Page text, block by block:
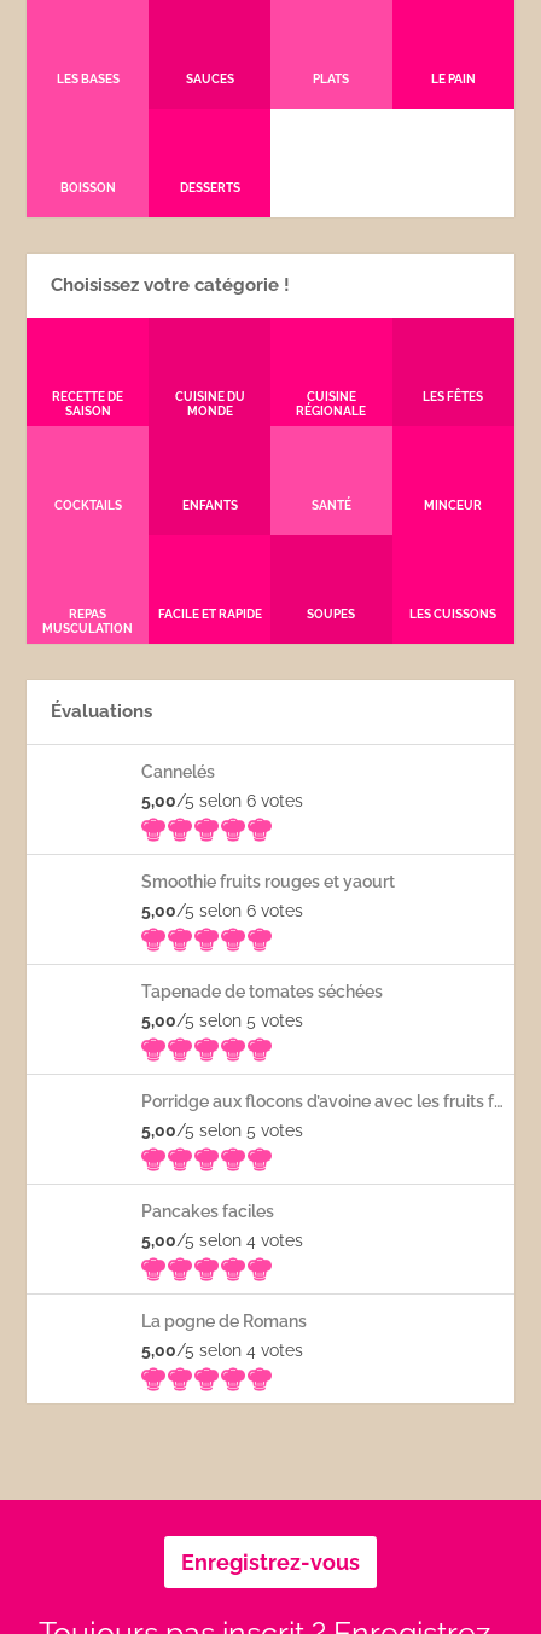
LES BASES SAUCES PLATS LE PAIN
BOISSON DESSERTS
Choisissez votre catégorie !
RECETTE DE
SAISON
CUISINE DU
MONDE
CUISINE
RÉGIONALE
LES FÊTES
COCKTAILS ENFANTS SANTÉ MINCEUR
REPAS
MUSCULATION
FACILE ET RAPIDE SOUPES LES CUISSONS
Évaluations
Cannelés
5,00/5 selon 6votes
Smoothie fruits rouges et yaourt
5,00/5 selon 6votes
Tapenade de tomates séchées
5,00/5 selon 5votes
Porridge aux flocons d’avoine avec les fruits frais
5,00/5 selon 5votes
Pancakes faciles
5,00/5 selon 4votes
La pogne de Romans
5,00/5 selon 4votes
Enregistrez-vous